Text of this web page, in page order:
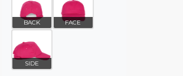
BACK FACE
SIDE